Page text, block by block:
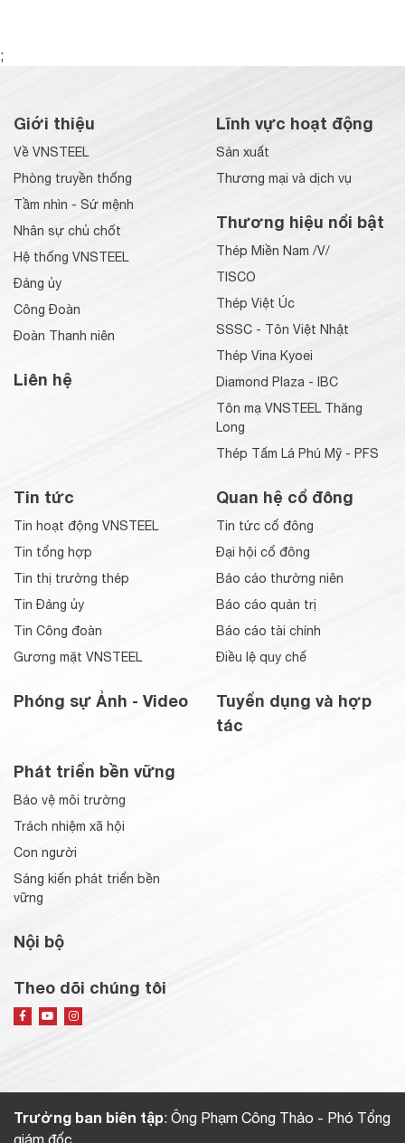
;
Giới thiệu
Về VNSTEEL
Phòng truyền thống
Tầm nhìn - Sứ mệnh
Nhân sự chủ chốt
Hệ thống VNSTEEL
Đảng ủy
Công Đoàn
Đoàn Thanh niên
Liên hệ
Lĩnh vực hoạt động
Sản xuất
Thương mại và dịch vụ
Thương hiệu nổi bật
Thép Miền Nam /V/
TISCO
Thép Việt Úc
SSSC - Tôn Việt Nhật
Thép Vina Kyoei
Diamond Plaza - IBC
Tôn mạ VNSTEEL Thăng
Long
Thép Tấm Lá Phú Mỹ - PFS
Tin tức
Tin hoạt động VNSTEEL
Tin tổng hợp
Tin thị trường thép
Tin Đảng ủy
Tin Công đoàn
Gương mặt VNSTEEL
Phóng sự Ảnh - Video
Quan hệ cổ đông
Tin tức cổ đông
Đại hội cổ đông
Báo cáo thường niên
Báo cáo quản trị
Báo cáo tài chính
Điều lệ quy chế
Tuyển dụng và hợp
tác
Phát triển bền vững
Bảo vệ môi trường
Trách nhiệm xã hội
Con người
Sáng kiến phát triển bền
vững
Nội bộ
Theo dõi chúng tôi
Trưởng ban biên tập: Ông Phạm Công Thảo - Phó Tổng
giám đốc